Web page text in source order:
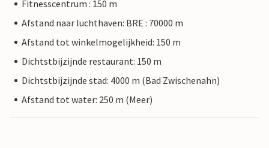
Fitnesscentrum : 150 m
Afstand naar luchthaven: BRE : 70000 m
Afstand tot winkelmogelijkheid: 150 m
Dichtstbijzijnde restaurant: 150 m
Dichtstbijzijnde stad: 4000 m (Bad Zwischenahn)
Afstand tot water: 250 m (Meer)